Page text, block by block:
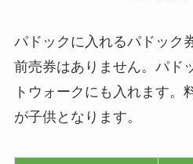
パドックに入れるパドック
前売券はありません。パド
トウォークにも入れます。
が子供となります。